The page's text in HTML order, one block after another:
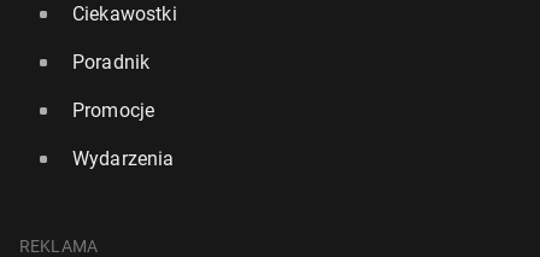
Ciekawostki
Poradnik
Promocje
Wydarzenia
REKLAMA